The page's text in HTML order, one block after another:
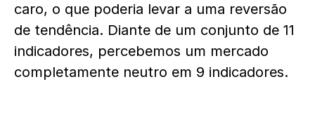
caro, o que poderia levar a uma reversão
de tendência. Diante de um conjunto de 11
indicadores, percebemos um mercado
completamente neutro em 9 indicadores.